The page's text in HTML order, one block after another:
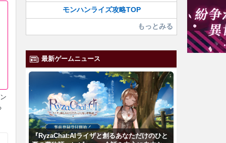
モンハンライズ攻略TOP
もっとみる
最新ゲームニュース
『RyzaChat:AIライザと創るあなただけのひと